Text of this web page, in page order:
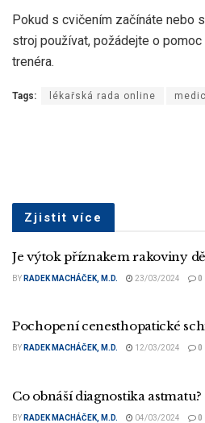
Pokud s cvičením začínáte nebo
stroj používat, požádejte o
trenéra.
Tags: lékařská rada online
Zjistit více
Je výtok příznakem rakoviny
BY RADEK MACHÁČEK, M.D. 23/03/2024 0
Pochopení cenesthopatické
BY RADEK MACHÁČEK, M.D. 12/03/2024 0
Co obnáší diagnostika astmatu?
BY RADEK MACHÁČEK, M.D. 04/03/2024 0